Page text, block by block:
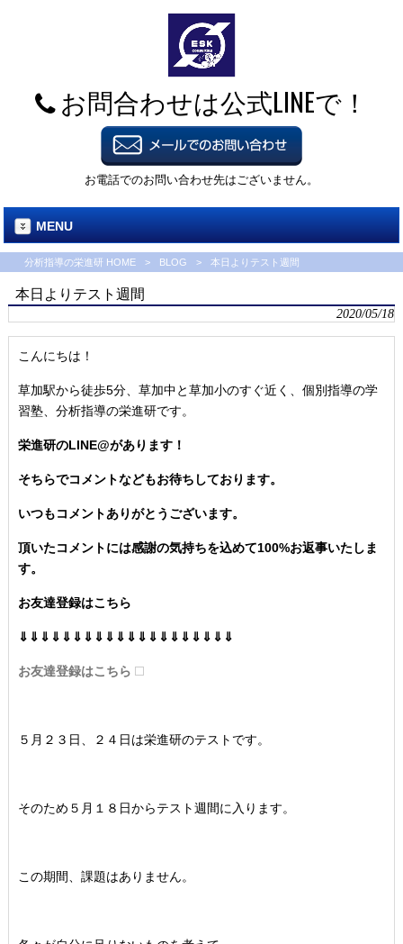
お問合わせは公式LINEで！
お電話でのお問い合わせ先はございません。
MENU
分析指導の栄進研 HOME > BLOG > 本日よりテスト週間
本日よりテスト週間
2020/05/18
こんにちは！
草加駅から徒歩5分、草加中と草加小のすぐ近く、個別指導の学
習塾、分析指導の栄進研です。
栄進研のLINE@があります！
そちらでコメントなどもお待ちしております。
いつもコメントありがとうございます。
頂いたコメントには感謝の気持ちを込めて100%お返事いたしま
す。
お友達登録はこちら
⇓⇓⇓⇓⇓⇓⇓⇓⇓⇓⇓⇓⇓⇓⇓⇓⇓⇓⇓⇓
お友達登録はこちら
５月２３日、２４日は栄進研のテストです。
そのため５月１８日からテスト週間に入ります。
この期間、課題はありません。